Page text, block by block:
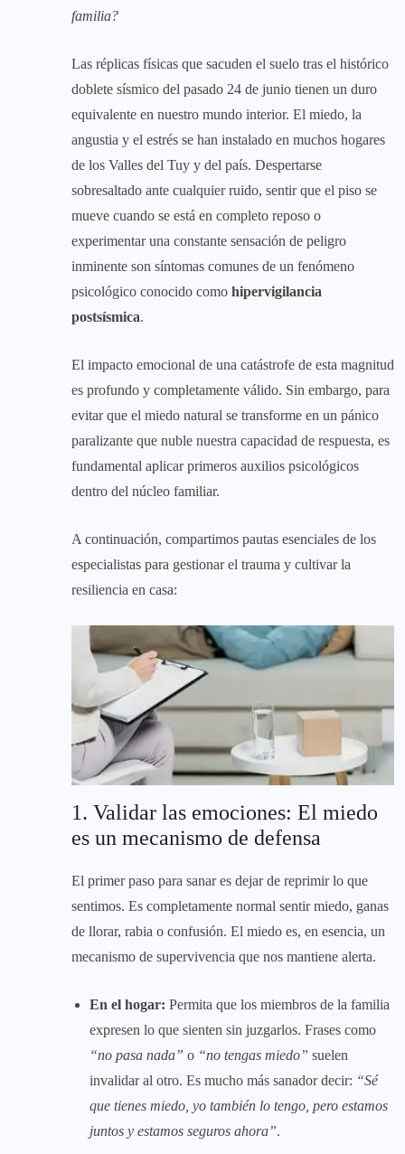
familia?
Las réplicas físicas que sacuden el suelo tras el histórico
doblete sísmico del pasado 24 de junio tienen un duro
equivalente en nuestro mundo interior. El miedo, la
angustia y el estrés se han instalado en muchos hogares
de los Valles del Tuy y del país. Despertarse
sobresaltado ante cualquier ruido, sentir que el piso se
mueve cuando se está en completo reposo o
experimentar una constante sensación de peligro
inminente son síntomas comunes de un fenómeno
psicológico conocido como hipervigilancia
postsísmica.
El impacto emocional de una catástrofe de esta magnitud
es profundo y completamente válido. Sin embargo, para
evitar que el miedo natural se transforme en un pánico
paralizante que nuble nuestra capacidad de respuesta, es
fundamental aplicar primeros auxilios psicológicos
dentro del núcleo familiar.
A continuación, compartimos pautas esenciales de los
especialistas para gestionar el trauma y cultivar la
resiliencia en casa:
1. Validar las emociones: El miedo
es un mecanismo de defensa
El primer paso para sanar es dejar de reprimir lo que
sentimos. Es completamente normal sentir miedo, ganas
de llorar, rabia o confusión. El miedo es, en esencia, un
mecanismo de supervivencia que nos mantiene alerta.
En el hogar: Permita que los miembros de la familia
expresen lo que sienten sin juzgarlos. Frases como
“no pasa nada” o “no tengas miedo” suelen
invalidar al otro. Es mucho más sanador decir: “Sé
que tienes miedo, yo también lo tengo, pero estamos
juntos y estamos seguros ahora”.